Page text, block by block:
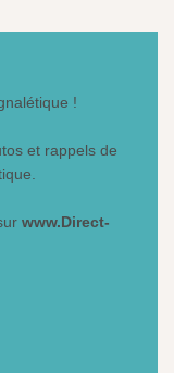
!
et rappels de
www.Direct-